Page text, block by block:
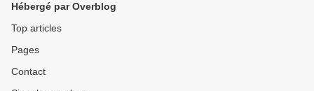
Hébergé par Overblog
Top articles
Pages
Contact